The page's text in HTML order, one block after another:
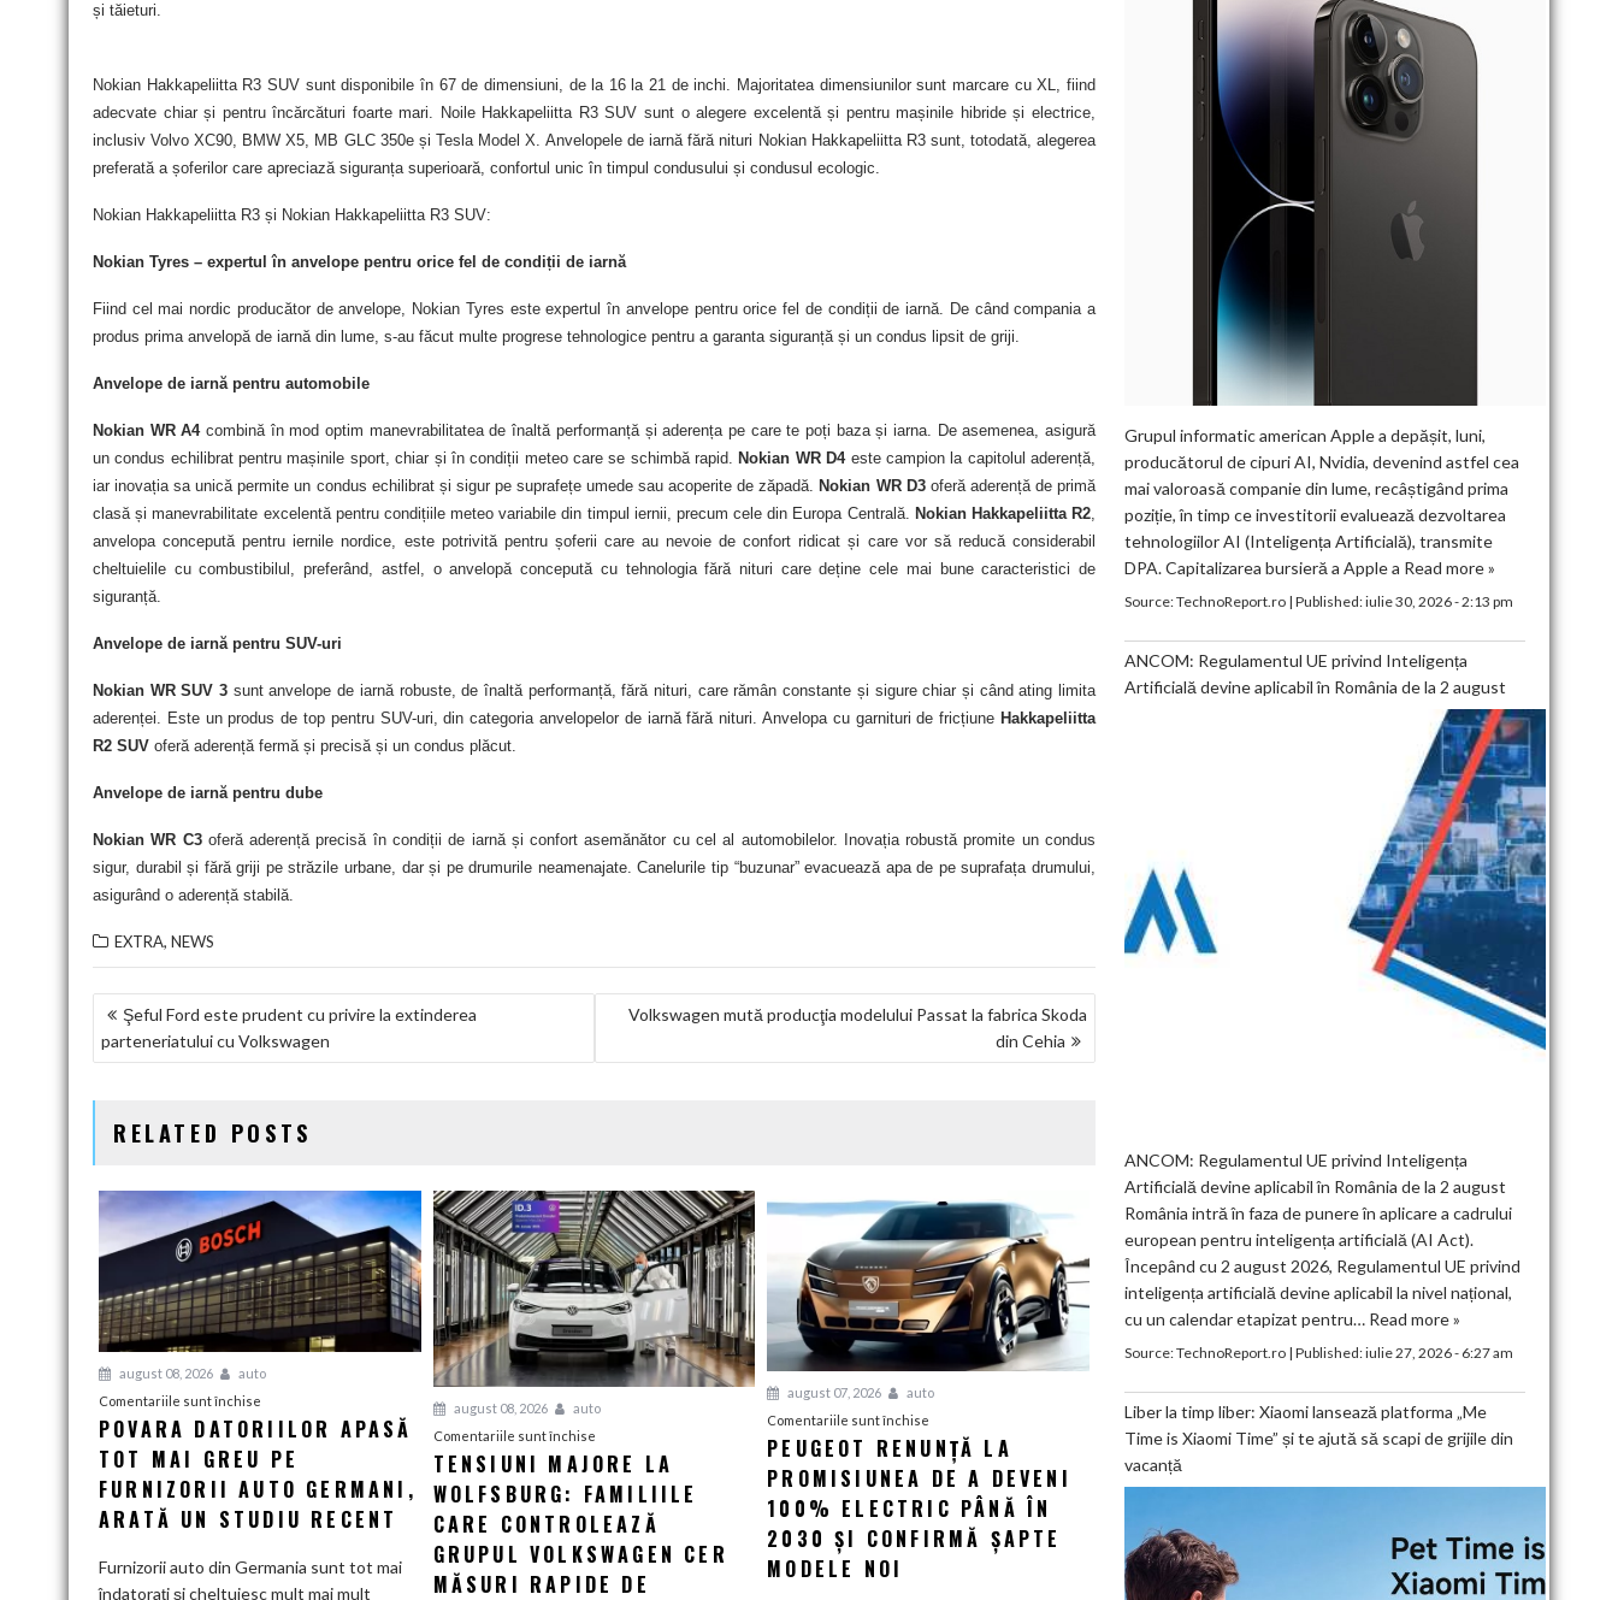
și tăieturi.
Nokian Hakkapeliitta R3 SUV sunt disponibile în 67 de dimensiuni, de la 16 la 21 de inchi. Majoritatea dimensiunilor sunt marcare cu XL, fiind
adecvate chiar și pentru încărcături foarte mari. Noile Hakkapeliitta R3 SUV sunt o alegere excelentă și pentru mașinile hibride și electrice,
inclusiv Volvo XC90, BMW X5, MB GLC 350e și Tesla Model X.Anvelopele de iarnă fără nituri Nokian Hakkapeliitta R3 sunt, totodată, alegerea
preferată a șoferilor care apreciază siguranța superioară, confortul unic în timpul condusului și condusul ecologic.
Nokian Hakkapeliitta R3 și Nokian Hakkapeliitta R3 SUV:
Nokian Tyres – expertul în anvelope pentru orice fel de condiții de iarnă
Fiind cel mai nordic producător de anvelope, Nokian Tyres este expertul în anvelope pentru orice fel de condiții de iarnă. De când compania a
produs prima anvelopă de iarnă din lume, s-au făcut multe progrese tehnologice pentru a garanta siguranță și un condus lipsit de griji.
Anvelope de iarnă pentru automobile
Nokian WR A4combină în mod optim manevrabilitatea de înaltă performanță și aderența pe care te poți baza și iarna. De asemenea, asigură
un condus echilibrat pentru mașinile sport, chiar și în condiții meteo care se schimbă rapid. Nokian WR D4este campion la capitolul aderență,
iar inovația sa unică permite un condus echilibrat și sigur pe suprafețe umede sau acoperite de zăpadă. Nokian WR D3oferă aderență de primă
clasă și manevrabilitate excelentă pentru condițiile meteo variabile din timpul iernii, precum cele din Europa Centrală. Nokian Hakkapeliitta R2,
anvelopa concepută pentru iernile nordice, este potrivită pentru șoferii care au nevoie de confort ridicat și care vor să reducă considerabil
cheltuielile cu combustibilul, preferând, astfel, o anvelopă concepută cu tehnologia fără nituri care deține cele mai bune caracteristici de
siguranță.
Anvelope de iarnă pentru SUV-uri
Nokian WR SUV 3 sunt anvelope de iarnă robuste, de înaltă performanță, fără nituri, care rămân constante și sigure chiar și când ating limita
aderenței. Este un produs de top pentru SUV-uri, din categoria anvelopelor de iarnă fără nituri. Anvelopa cu garnituri de fricțiune Hakkapeliitta
R2 SUV oferă aderență fermă și precisă și un condus plăcut.
Anvelope de iarnă pentru dube
Nokian WR C3oferă aderență precisă în condiții de iarnă și confort asemănător cu cel al automobilelor. Inovația robustă promite un condus
sigur, durabil și fără griji pe străzile urbane, dar și pe drumurile neamenajate. Canelurile tip “buzunar” evacuează apa de pe suprafața drumului,
asigurând o aderență stabilă.
EXTRA, NEWS
NAVIGARE
ÎN
Şeful Ford este prudent cu privire la extinderea
parteneriatului cu Volkswagen
Volkswagen mută producţia modelului Passat la fabrica Skoda
din Cehia
RELATED POSTS
august 08, 2026
auto
Comentariile sunt închise
Povara
datoriilor
apasă
mai
POVARA DATORIILOR APASĂ
TOT MAI GREU PE
FURNIZORII AUTO GERMANI,
ARATĂ UN STUDIU RECENT
Furnizorii auto din Germania sunt tot mai
îndatorați și cheltuiesc mult mai mult
august 08, 2026
auto
Comentariile sunt închisepentru
Tensiuni
majore
la
Familiile
care
TENSIUNI MAJORE LA
WOLFSBURG: FAMILIILE
CARE CONTROLEAZĂ
GRUPUL VOLKSWAGEN CER
MĂSURI RAPIDE DE
august 07, 2026
auto
Comentariile sunt închise
Peugeot
renunță
la
promisiunea
de
PEUGEOT RENUNȚĂ LA
PROMISIUNEA DE A DEVENI
100% ELECTRIC PÂNĂ ÎN
2030 ȘI CONFIRMĂ ȘAPTE
MODELE NOI
Grupul informatic american Apple a depășit, luni,
producătorul de cipuri AI, Nvidia, devenind astfel cea
mai valoroasă companie din lume, recâștigând prima
poziție, în timp ce investitorii evaluează dezvoltarea
tehnologiilor AI (Inteligența Artificială), transmite
DPA. Capitalizarea bursieră a Apple a Read more »
Source:TechnoReport.ro| Published:iulie 30, 2026 - 2:13 pm
ANCOM: Regulamentul UE privind Inteligența
Artificială devine aplicabil în România de la 2 august
ANCOM: Regulamentul UE privind Inteligența
Artificială devine aplicabil în România de la 2 august
România intră în faza de punere în aplicare a cadrului
european pentru inteligența artificială (AI Act).
Începând cu 2 august 2026, Regulamentul UE privind
inteligența artificială devine aplicabil la nivel național,
cu un calendar etapizat pentru… Read more »
Source:TechnoReport.ro| Published:iulie 27, 2026 - 6:27 am
Liber la timp liber: Xiaomi lansează platforma „Me
Time is Xiaomi Time” și te ajută să scapi de grijile din
vacanță